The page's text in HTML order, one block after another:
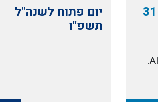
מהמלחמה ומהתפתחות ה AI.
יום פתוח לשנה"ל
תשפ"ו